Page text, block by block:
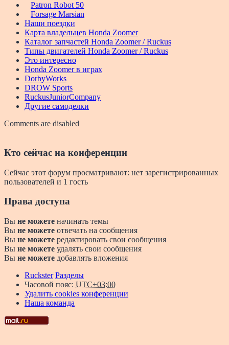
Patron Robot 50
Forsage Marsian
Наши поездки
Карта владельцев Honda Zoomer
Каталог запчастей Honda Zoomer / Ruckus
Типы двигателей Honda Zoomer / Ruckus
Это интересно
Honda Zoomer в играх
DorbyWorks
DROW Sports
RuckusJuniorCompany
Другие самоделки
Comments are disabled
Кто сейчас на конференции
Сейчас этот форум просматривают: нет зарегистрированных
пользователей и 1 гость
Права доступа
Вы не можете начинать темы
Вы не можете отвечать на сообщения
Вы не можете редактировать свои сообщения
Вы не можете удалять свои сообщения
Вы не можете добавлять вложения
Ruckster Разделы
Часовой пояс: UTC+03:00
Удалить cookies конференции
Наша команда